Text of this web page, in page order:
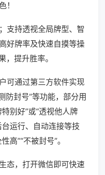
！
支持透视全局牌型、智
好牌率及快速自摸等操
，提升胜率。
可通过第三方软件实现
防封号”等功能，部分用
别好”或“透视他人牌
运行、自动连接等技
高”“不被封号”。
态，打开微信即可快速